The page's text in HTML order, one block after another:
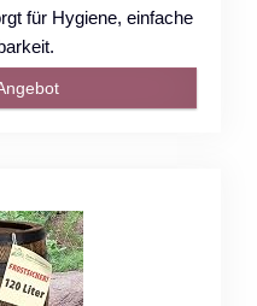
für Hygiene, einfache